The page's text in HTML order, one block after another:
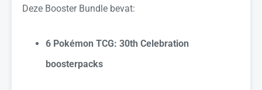
Deze Booster Bundle bevat:
6 Pokémon TCG: 30th Celebration
boosterpacks